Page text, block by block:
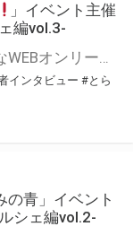
」イベント主催
編vol.3-
こんにちは、とらのあなWEBオンリー運営スタッフです。 新たにお届けする、イベント主催者インタビュー-マルシェ編-は、 とらのあなWEBオンリー「マルシェ」をご利用した主催様に 「マルシェ」を使って開催した感想や心がけをお聞きする企画です。 今回は、WEBオンリー初開催「つるみかるぱれーど
インタビュー #とら
の青」イベント
シェ編vol.2-